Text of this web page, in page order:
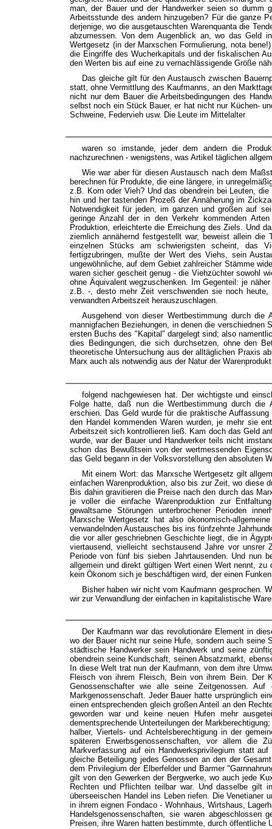
man, der Bauer und der Handwerker seien so dumm
Arbeitsstunde des andern hinzugeben? Für die ganze
derjenige, wo die ausgetauschten Warenquanta die
abzumessen. Von dem Augenblick an, wo das Geld
Wertgesetz (in der Marxschen Formulierung, nota
die Eingriffe des Wucherkapitals und der fiskalischen
den Werten bis auf eine zu vernachlässigende Größe
Das gleiche gilt für den Austausch zwischen
statt, ohne Vermittlung des Kaufmanns, an den
nicht nur dem Bauer die Arbeitsbedingungen des
selbst noch ein Stück Bauer, er hat nicht nur Küchen-
Schweine, Federvieh usw. Die Leute im Mittelalter
waren so imstande, jeder dem andern die
nachzurechnen - wenigstens, was Artikel täglichen
Wie war aber für diesen Austausch nach dem
berechnen für Produkte, die eine längere, in
z.B. Korn oder Vieh? Und das obendrein bei Leuten,
hin und her tastenden Prozeß der Annäherung im
Notwendigkeit für jeden, im ganzen und großen auf
geringe Anzahl der in den Verkehr kommenden
Produktion, erleichterte die Erreichung des Ziels. Und
ziemlich annähernd festgestellt war, beweist allein
einzelnen Stücks am schwierigsten scheint, das
fertigzubringen, mußte der Wert des Viehs, sein
ungewöhnliche, auf dem Gebiet zahlreicher Stämme
waren sicher gescheit genug - die Viehzüchter sowohl
ohne Äquivalent wegzuschenken. Im Gegenteil: je
z.B. -, desto mehr Zeit verschwenden sie noch
verwandten Arbeitszeit herauszuschlagen.
Ausgehend von dieser Wertbestimmung durch
mannigfachen Beziehungen, in denen die
ersten Buchs des "Kapital" dargelegt sind; also
dies Bedingungen, die sich durchsetzen, ohne den
theoretische Untersuchung aus der alltäglichen Praxis
Marx auch als notwendig aus der Natur der
folgend nachgewiesen hat. Der wichtigste und
Folge hatte, daß nun die Wertbestimmung durch die
erschien. Das Geld wurde für die praktische
den Handel kommenden Waren wurden, je mehr sie
Arbeitszeit sich kontrollieren ließ. Kam doch das Geld
wurde, war der Bauer und Handwerker teils nicht
schon das Bewußtsein von der wertmessenden
das Geld begann in der Volksvorstellung den absoluten
Mit einem Wort: das Marxsche Wertgesetz gilt
einfachen Warenproduktion, also bis zur Zeit, wo diese
Bis dahin gravitieren die Preise nach den durch das
je voller die einfache Warenproduktion zur
gewaltsame Störungen unterbrochener Perioden
Marxsche Wertgesetz hat also ökonomisch-
verwandelnden Austausches bis ins fünfzehnte
die vor aller geschriebnen Geschichte liegt, die in
viertausend, vielleicht sechstausend Jahre vor unsrer
Periode von fünf bis sieben Jahrtausenden. Und nun
allgemein und direkt gültigen Wert einen Wert nennt,
kein Ökonom sich je beschäftigen wird, der einen
Bisher haben wir nicht vom Kaufmann gesprochen.
wir zur Verwandlung der einfachen in kapitalistische
Der Kaufmann war das revolutionäre Element in
wo der Bauer nicht nur seine Hufe, sondern auch seine
städtische Handwerker sein Handwerk und seine
obendrein seine Kundschaft, seinen Absatzmarkt,
In diese Welt trat nun der Kaufmann, von dem ihre
Fleisch von ihrem Fleisch, Bein von ihrem Bein. Der
Genossenschafter wie alle seine Zeitgenossen.
Markgenossenschaft. Jeder Bauer hatte ursprünglich
einen entsprechenden gleich großen Anteil an den
geworden war und keine neuen Hufen mehr
dementsprechende Unterteilungen der
halber, Viertels- und Achtelsberechtigung in der
späteren Erwerbsgenossenschaften, vor allem die
Markverfassung auf ein Handwerksprivilegium statt
gleiche Beteiligung jedes Genossen an den der
dem Privilegium der Elberfelder und Barmer
gilt von den Gewerken der Bergwerke, wo auch jede
Rechten und Pflichten teilbar war. Und dasselbe gilt
überseeischen Handel ins Leben riefen. Die Venetianer
in ihrem eignen Fondaco - Wohnhaus, Wirtshaus,
Handelsgenossenschaften, sie waren
Preisen, ihre Waren hatten bestimmte, durch öffentliche